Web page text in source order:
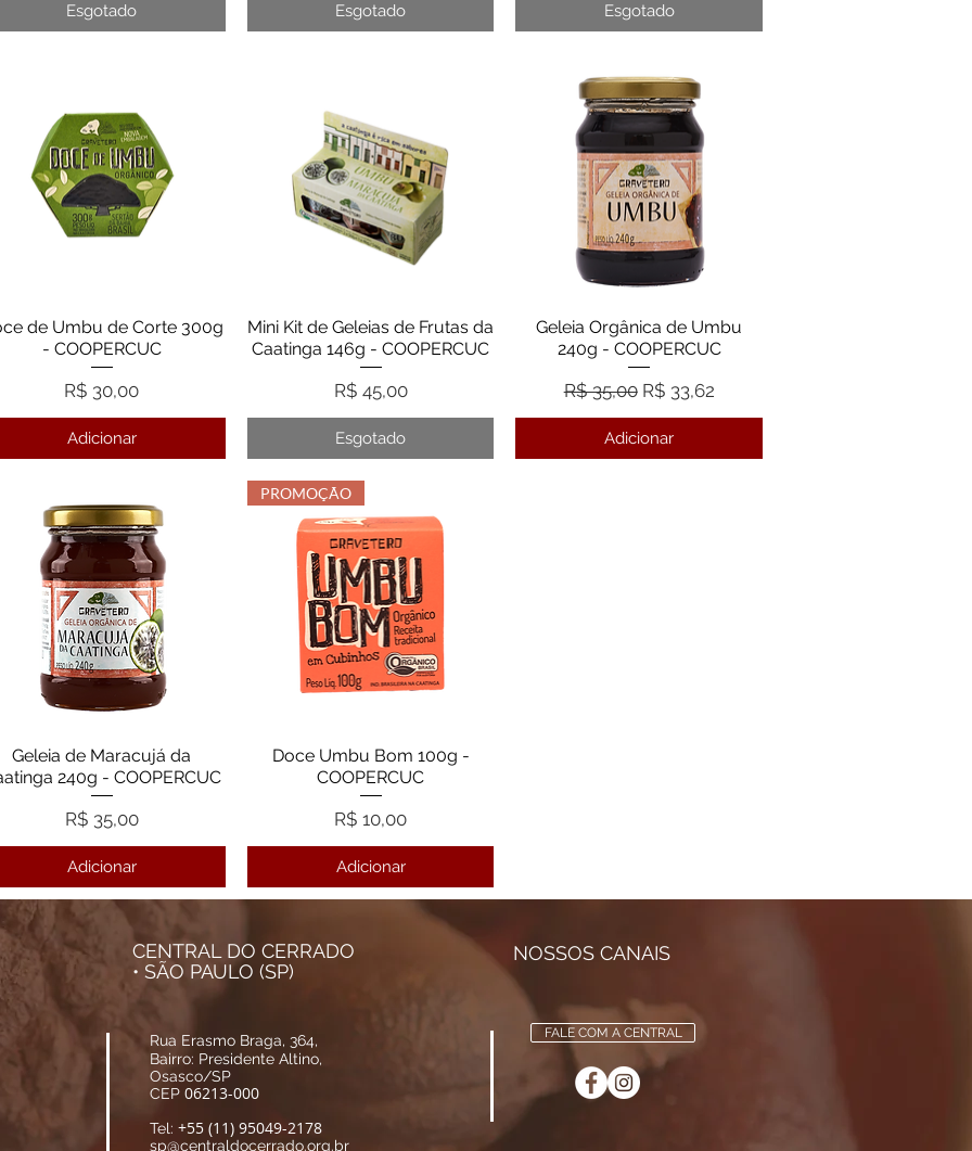
Esgotado Esgotado Esgotado
Visualização rápida
de Umbu de Corte 300g
- COOPERCUC
Preço
R$ 30,00
Adicionar
Visualização rápida
Mini Kit de Geleias de Frutas da
Caatinga 146g - COOPERCUC
Preço
R$ 45,00
Esgotado
Visualização rápida
Geleia Orgânica de Umbu
240g - COOPERCUC
Preço normal
R$ 35,00 Preço promocional
R$ 33,62
Adicionar
Visualização rápida
Geleia de Maracujá da
240g - COOPERCUC
Preço
R$ 35,00
Adicionar
Visualização rápida
PROMOÇÃO
Doce Umbu Bom 100g -
COOPERCUC
Preço
R$ 10,00
Adicionar
NOSSOS CANAIS
Rua Erasmo Braga, 364,
Bairro: Presidente Altino,
Osasco/SP
CEP 06213-000
Tel: +55 (11) 95049-2178
sp@centraldocerrado.org.br
FALE COM A CENTRAL
CENTRAL DO CERRADO
• SÃO PAULO (SP)